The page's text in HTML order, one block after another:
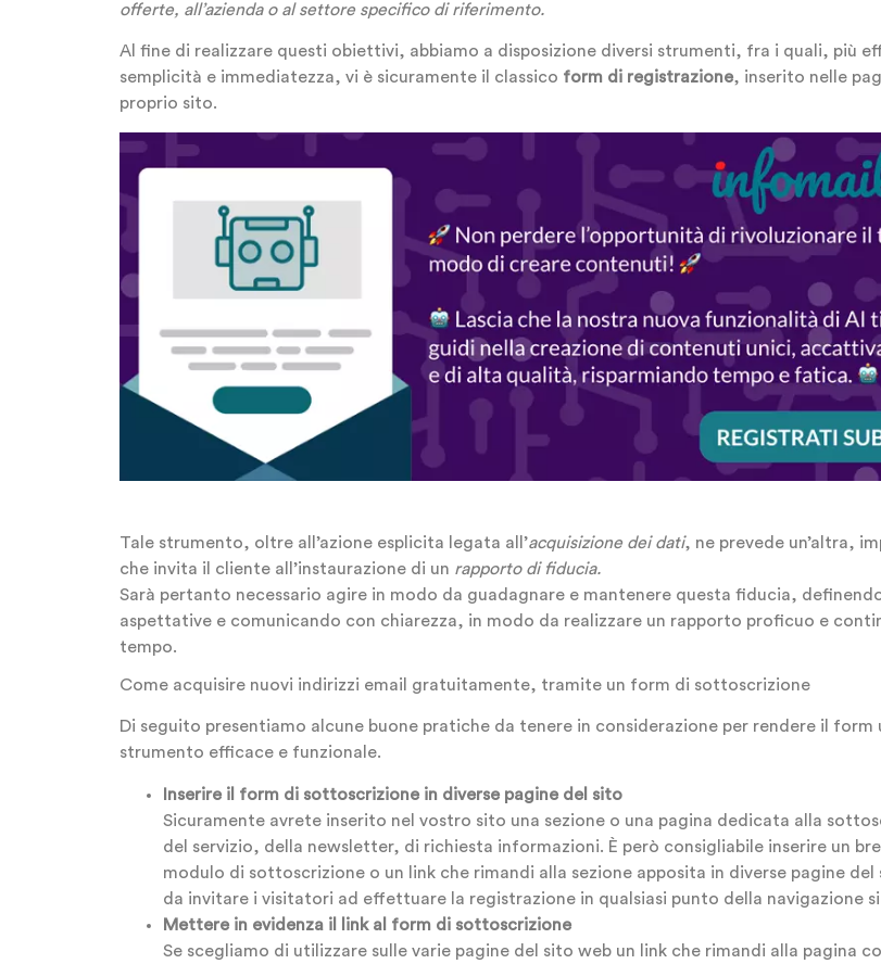
offerte, all’azienda o al settore specifico di riferimento.
Al fine di realizzare questi obiettivi, abbiamo a disposizione diversi strumenti, fra i quali, più
semplicità e immediatezza, vi è sicuramente il classico form di registrazione, inserito nelle
proprio sito.
Tale strumento, oltre all’azione esplicita legata all’acquisizione dei dati, ne prevede un’altra,
che invita il cliente all’instaurazione di un rapporto di fiducia.
Sarà pertanto necessario agire in modo da guadagnare e mantenere questa fiducia,
aspettative e comunicando con chiarezza, in modo da realizzare un rapporto proficuo e
tempo.
Come acquisire nuovi indirizzi email gratuitamente, tramite un form di sottoscrizione
Di seguito presentiamo alcune buone pratiche da tenere in considerazione per rendere il form
strumento efficace e funzionale.
Inserire il form di sottoscrizione in diverse pagine del sito
Sicuramente avrete inserito nel vostro sito una sezione o una pagina dedicata alla
del servizio, della newsletter, di richiesta informazioni. È però consigliabile inserire un
modulo di sottoscrizione o un link che rimandi alla sezione apposita in diverse pagine del
da invitare i visitatori ad effettuare la registrazione in qualsiasi punto della navigazione
Mettere in evidenza il link al form di sottoscrizione
Se scegliamo di utilizzare sulle varie pagine del sito web un link che rimandi alla pagina